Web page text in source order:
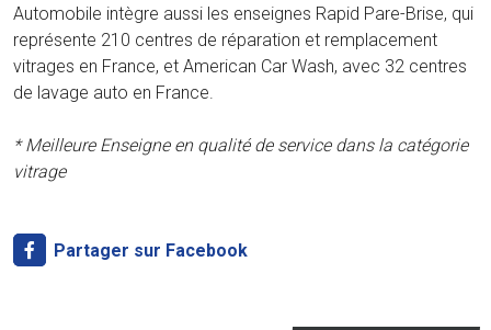
Automobile intègre aussi les enseignes Rapid Pare-Brise, qui
représente 210 centres de réparation et remplacement
vitrages en France, et American Car Wash, avec 32 centres
de lavage auto en France.
* Meilleure Enseigne en qualité de service dans la catégorie
vitrage
Partager sur Facebook